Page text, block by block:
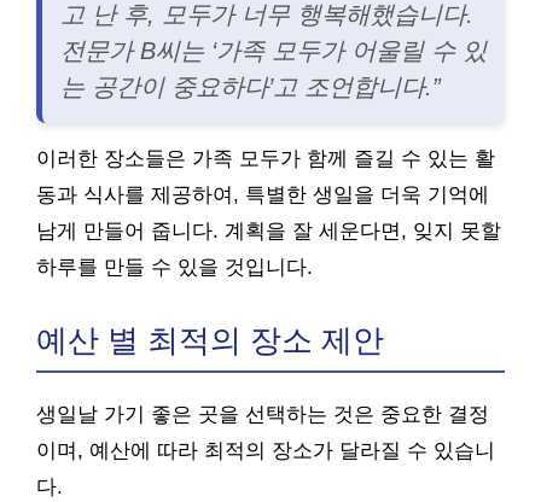
고 난 후, 모두가 너무 행복해했습니다.
전문가 B씨는 ‘가족 모두가 어울릴 수 있
는 공간이 중요하다’고 조언합니다.”
이러한 장소들은 가족 모두가 함께 즐길 수 있는 활
동과 식사를 제공하여, 특별한 생일을 더욱 기억에
남게 만들어 줍니다. 계획을 잘 세운다면, 잊지 못할
하루를 만들 수 있을 것입니다.
예산 별 최적의 장소 제안
생일날 가기 좋은 곳을 선택하는 것은 중요한 결정
이며, 예산에 따라 최적의 장소가 달라질 수 있습니
다.